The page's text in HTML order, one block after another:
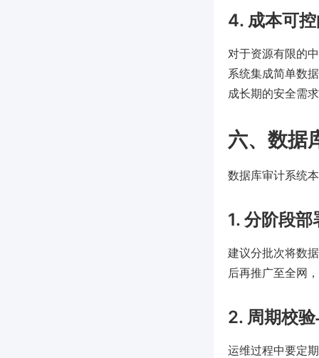
4. 成本可
对于资源有限的
系统集成简单数
成长期的安全需
六、数据
数据库审计系统
1. 分阶段
建议分批次将数
后再推广至全网
2. 周期校
运维过程中要定